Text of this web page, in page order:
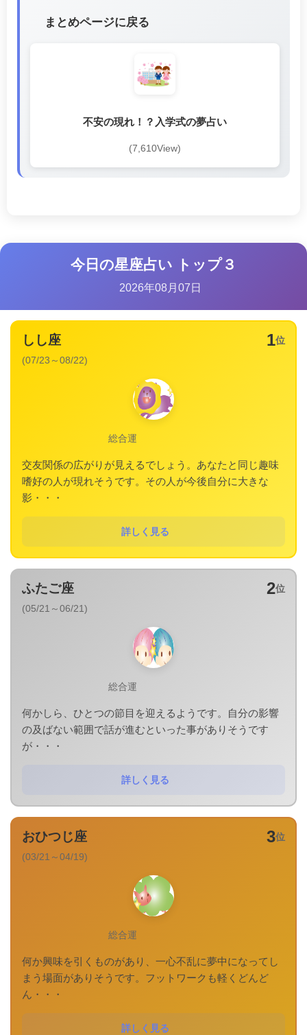
まとめページに戻る
不安の現れ！？入学式の夢占い
(7,610View)
今日の星座占い トップ３
2026年08月07日
1位
しし座
(07/23～08/22)
総合運
交友関係の広がりが見えるでしょう。あなたと同じ趣味
嗜好の人が現れそうです。その人が今後自分に大きな
影・・・
詳しく見る
2位
ふたご座
(05/21～06/21)
総合運
何かしら、ひとつの節目を迎えるようです。自分の影響
の及ばない範囲で話が進むといった事がありそうです
が・・・
詳しく見る
3位
おひつじ座
(03/21～04/19)
総合運
何か興味を引くものがあり、一心不乱に夢中になってし
まう場面がありそうです。フットワークも軽くどんど
ん・・・
詳しく見る